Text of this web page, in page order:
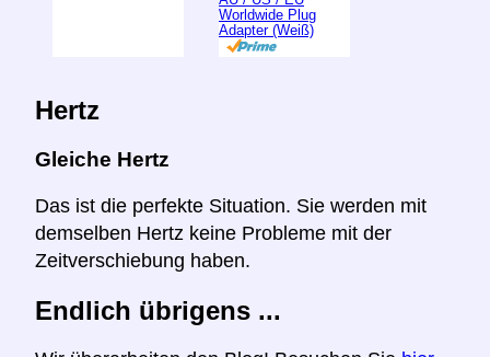
Worldwide Plug
Adapter (Weiß)
Hertz
Gleiche Hertz
Das ist die perfekte Situation. Sie werden mit
demselben Hertz keine Probleme mit der
Zeitverschiebung haben.
Endlich übrigens ...